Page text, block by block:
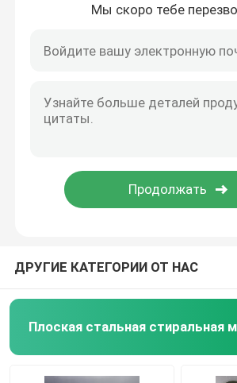
Мы скоро тебе
ДРУГИЕ КАТЕГОРИИ ОТ НАС